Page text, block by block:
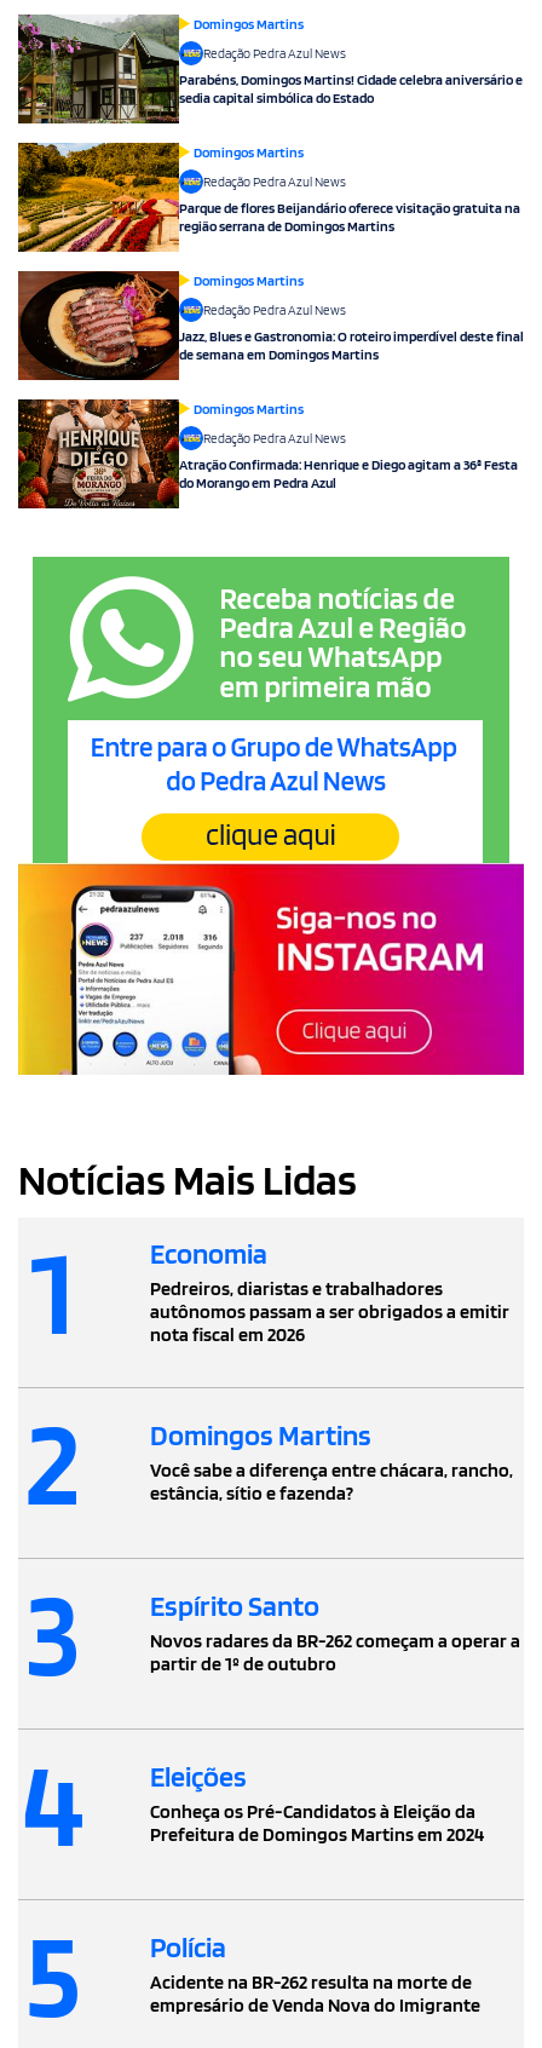
Domingos Martins
Redação Pedra Azul News
Parabéns, Domingos Martins! Cidade celebra aniversário e
sedia capital simbólica do Estado
Domingos Martins
Redação Pedra Azul News
Parque de flores Beijandário oferece visitação gratuita na
região serrana de Domingos Martins
Domingos Martins
Redação Pedra Azul News
Jazz, Blues e Gastronomia: O roteiro imperdível deste final
de semana em Domingos Martins
Domingos Martins
Redação Pedra Azul News
Atração Confirmada: Henrique e Diego agitam a 36ª Festa
do Morango em Pedra Azul
Notícias Mais Lidas
1 Economia
Pedreiros, diaristas e trabalhadores
autônomos passam a ser obrigados a emitir
nota fiscal em 2026
2 Domingos Martins
Você sabe a diferença entre chácara, rancho,
estância, sítio e fazenda?
3 Espírito Santo
Novos radares da BR-262 começam a operar a
partir de 1º de outubro
4 Eleições
Conheça os Pré-Candidatos à Eleição da
Prefeitura de Domingos Martins em 2024
5 Polícia
Acidente na BR-262 resulta na morte de
empresário de Venda Nova do Imigrante